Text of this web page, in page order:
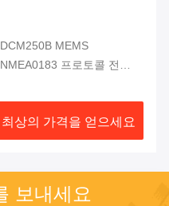
DCM250B MEMS
NMEA0183 프로토콜 전자
신뢰성
최상의 가격을 얻으세요
보내세요